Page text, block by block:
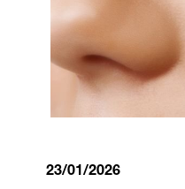
23/01/2026